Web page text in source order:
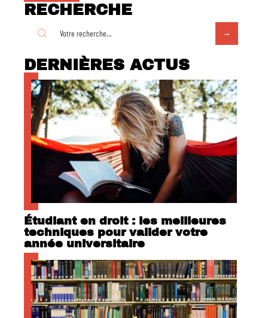
RECHERCHE
DERNIÈRES ACTUS
Étudiant en droit : les meilleures
techniques pour valider votre
année universitaire